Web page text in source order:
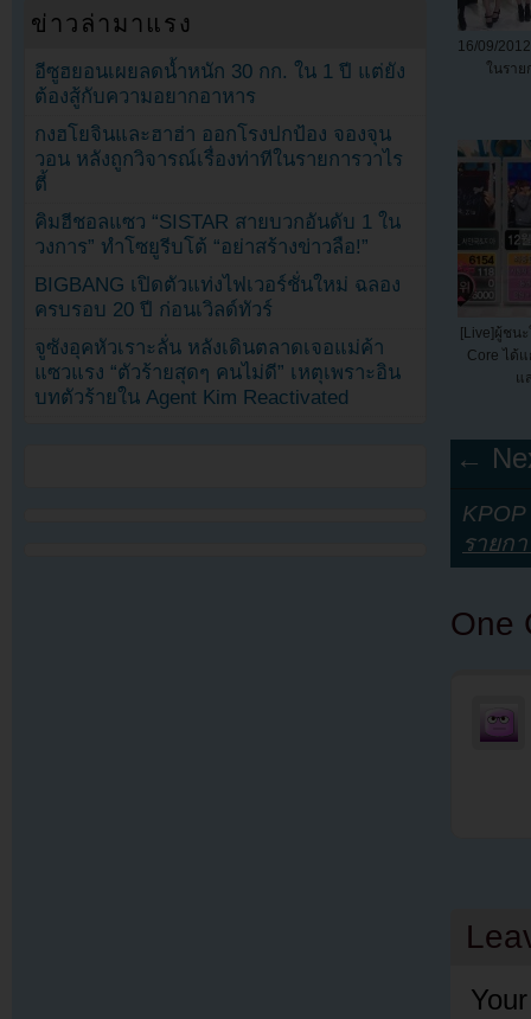
16/09/
ในรา
[Live]ผู้ชน
Core ได้แ
แ
←
รายก
One
ข่าวล่ามาแรง
อีซูฮยอนเผยลดน้ำหนัก 30 กก. ใน 1 ปี แต่ยัง
ต้องสู้กับความอยากอาหาร
กงฮโยจินและฮาฮ่า ออกโรงปกป้อง จองจุน
วอน หลังถูกวิจารณ์เรื่องท่าทีในรายการวาไร
ตี้
คิมฮีชอลแซว “SISTAR สายบวกอันดับ 1 ใน
วงการ” ทำโซยูรีบโต้ “อย่าสร้างข่าวลือ!”
BIGBANG เปิดตัวแท่งไฟเวอร์ชั่นใหม่ ฉลอง
ครบรอบ 20 ปี ก่อนเวิลด์ทัวร์
จูซังอุคหัวเราะลั่น หลังเดินตลาดเจอแม่ค้า
แซวแรง “ตัวร้ายสุดๆ คนไม่ดี” เหตุเพราะอิน
บทตัวร้ายใน Agent Kim Reactivated